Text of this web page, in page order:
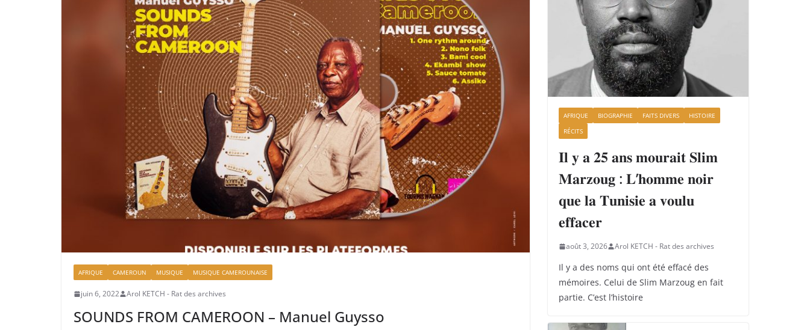
AFRIQUE CAMEROUN MUSIQUE MUSIQUE CAMEROUNAISE
juin 6, 2022 Arol KETCH - Rat des archives
SOUNDS FROM CAMEROON – Manuel Guysso
AFRIQUE BIOGRAPHIE FAITS DIVERS
HISTOIRE
RÉCITS
𝐈𝐥 𝐲 𝐚 𝟐𝟓 𝐚𝐧𝐬 𝐦𝐨𝐮𝐫𝐚𝐢𝐭 𝐒𝐥𝐢𝐦
𝐌𝐚𝐫𝐳𝐨𝐮𝐠 : 𝐋’𝐡𝐨𝐦𝐦𝐞 𝐧𝐨𝐢𝐫
𝐪𝐮𝐞 𝐥𝐚 𝐓𝐮𝐧𝐢𝐬𝐢𝐞 𝐚 𝐯𝐨𝐮𝐥𝐮
𝐞𝐟𝐟𝐚𝐜𝐞𝐫
août 3, 2026 Arol KETCH - Rat des archives
Il y a des noms qui ont été effacé des
mémoires. Celui de Slim Marzoug en fait
partie. C’est l’histoire